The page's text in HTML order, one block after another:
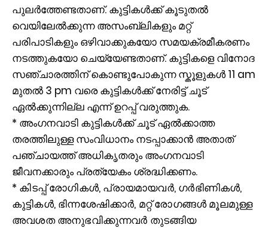
പുലര്‍ത്തേണ്ടതാണ്. കുട്ടികൾക്ക് കൂടുതൽ
വെയിലേൽക്കുന്ന അസംബ്ലികളും മറ്റ്
പരിപാടികളും ഒഴിവാക്കുകയോ സമയക്രമീകരണം
നടത്തുകയോ ചെയ്യേണ്ടതാണ്. കുട്ടികളെ വിനോദ
സഞ്ചാരത്തിന് കൊണ്ടുപോകുന്ന സ്കൂളുകള്‍ 11 am
മുതല്‍ 3 pm വരെ കുട്ടികള്‍ക്ക് നേരിട്ട് ചൂട്
ഏല്‍ക്കുന്നില്ല എന്ന് ഉറപ്പ് വരുത്തുക.
* അംഗനവാടി കുട്ടികൾക്ക് ചൂട് ഏൽക്കാത്ത
തരത്തിലുള്ള സംവിധാനം നടപ്പാക്കാൻ അതാത്
പഞ്ചായത്ത്‌ അധികൃതരും അംഗനവാടി
ജീവനക്കാരും പ്രത്യേകം ശ്രദ്ധിക്കണം.
* കിടപ്പ് രോഗികൾ, പ്രായമായവർ, ഗർഭിണികൾ,
കുട്ടികൾ, ഭിന്നശേഷിക്കാർ, മറ്റ് രോഗങ്ങൾ മൂലമുള്ള
അവശത അനുഭവിക്കുന്നവർ തുടങ്ങിയ